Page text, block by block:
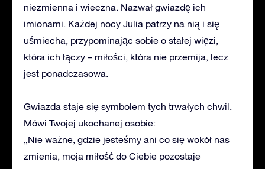
niezmienna i wieczna. Nazwał gwiazdę ich
imionami. Każdej nocy Julia patrzy na nią i się
uśmiecha, przypominając sobie o stałej więzi,
która ich łączy – miłości, która nie przemija, lecz
jest ponadczasowa.
Gwiazda staje się symbolem tych trwałych chwil.
Mówi Twojej ukochanej osobie:
„Nie ważne, gdzie jesteśmy ani co się wokół nas
zmienia, moja miłość do Ciebie pozostaje